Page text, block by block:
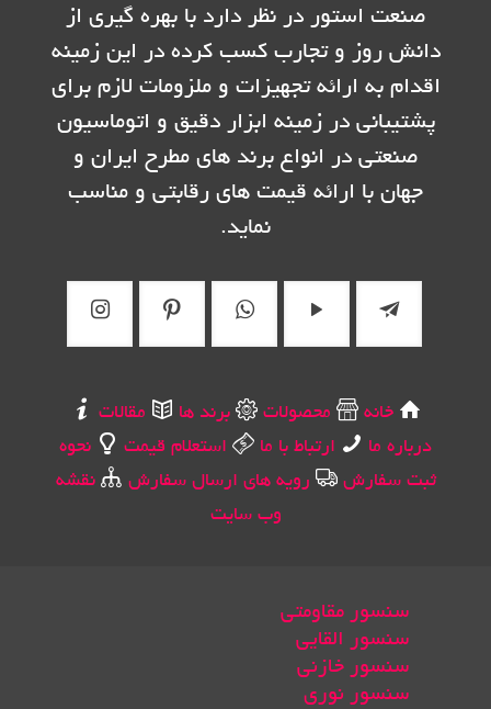
صنعت استور در نظر دارد با بهره گیری از
دانش روز و تجارب کسب کرده در این زمینه
اقدام به ارائه تجهیزات و ملزومات لازم برای
پشتیبانی در زمینه ابزار دقیق و اتوماسیون
صنعتی در انواع برند های مطرح ایران و
جهان با ارائه قیمت های رقابتی و مناسب
نماید.
خانه محصولات برند ها
مقالات
درباره ما
ارتباط با ما استعلام قیمت
نحوه
ثبت سفارش
رویه های ارسال سفارش
نقشه
وب سایت
سنسور مقاومتی
سنسور القایی
سنسور خازنی
سنسور نوری